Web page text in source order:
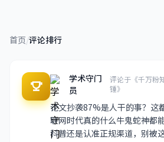
首页/评论排行
学术守门
员
评论于《千万粉
锤》
论文抄袭87%是人干的事？这
联网时代真的什么牛鬼蛇神都
科普还是认准正规渠道，别被